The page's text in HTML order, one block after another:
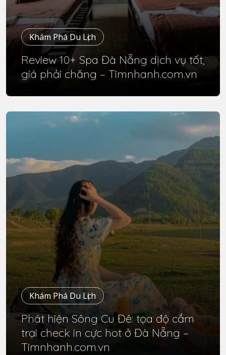
Khám Phá Du Lịch
Review 10+ Spa Đà Nẵng dịch vụ tốt,
giá phải chăng – Timnhanh.com.vn
Khám Phá Du Lịch
Phát hiện Sông Cu Đê: tọa độ cắm
trại check in cực hot ở Đà Nẵng –
Timnhanh.com.vn